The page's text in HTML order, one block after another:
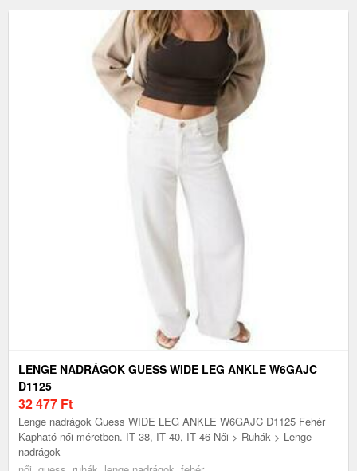
LENGE NADRÁGOK GUESS WIDE LEG ANKLE W6GAJC
D1125
32 477 Ft
Lenge nadrágok Guess WIDE LEG ANKLE W6GAJC D1125 Fehér
Kapható női méretben. IT 38, IT 40, IT 46 Női > Ruhák > Lenge
nadrágok